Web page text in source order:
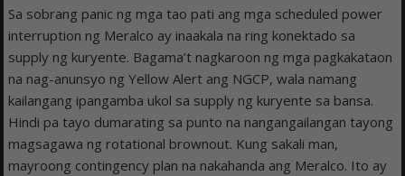
Sa sobrang panic ng mga tao pati ang mga scheduled power
interruption ng Meralco ay inaakala na ring konektado sa
supply ng kuryente. Bagama’t nagkaroon ng mga pagkakataon
na nag-anunsyo ng Yellow Alert ang NGCP, wala namang
kailangang ipangamba ukol sa supply ng kuryente sa bansa.
Hindi pa tayo dumarating sa punto na nangangailangan tayong
magsagawa ng rotational brownout. Kung sakali man,
mayroong contingency plan na nakahanda ang Meralco. Ito ay